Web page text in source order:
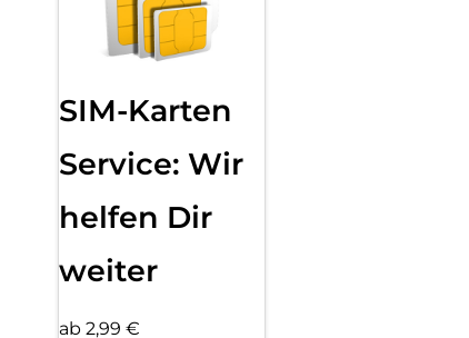
SIM-Karten
Service: Wir
helfen Dir
weiter
ab 2,99 €